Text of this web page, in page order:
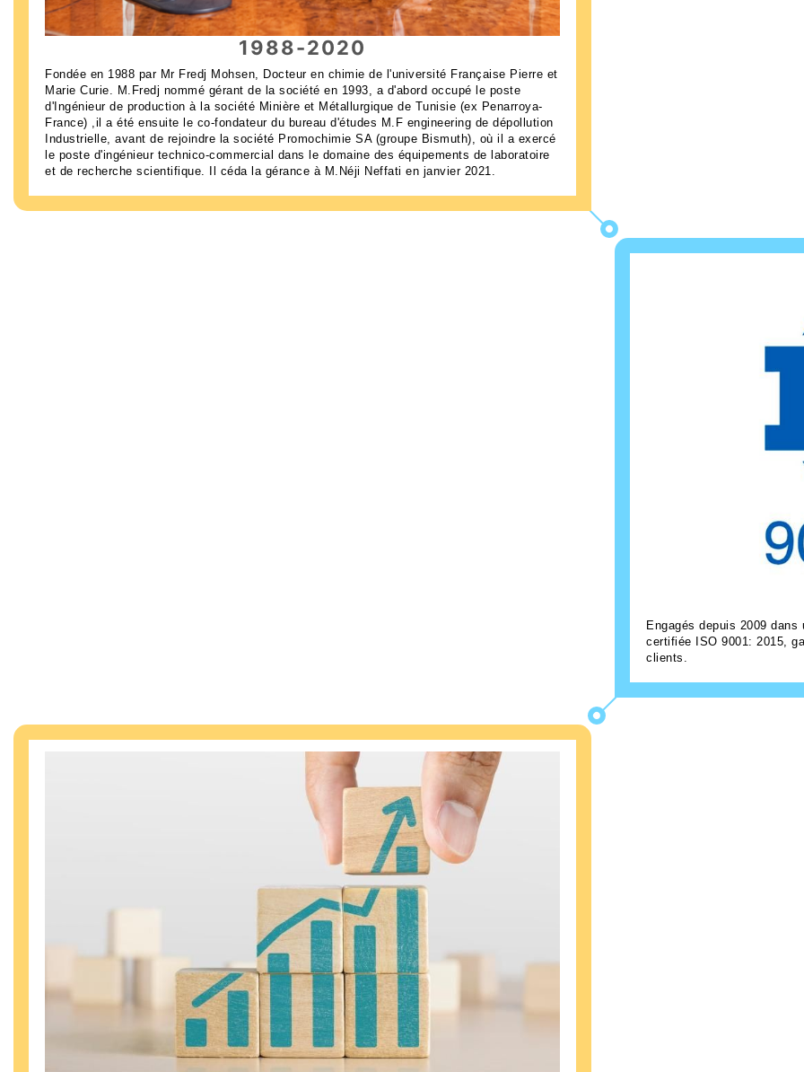
1988-2020
Fondée en 1988 par Mr Fredj Mohsen, Docteur en chimie de l'université Française Pierre et
Marie Curie. M.Fredj nommé gérant de la société en 1993, a d'abord occupé le poste
d'Ingénieur de production à la société Minière et Métallurgique de Tunisie (ex Penarroya-
France) ,il a été ensuite le co-fondateur du bureau d'études M.F engineering de dépollution
Industrielle, avant de rejoindre la société Promochimie SA (groupe Bismuth), où il a exercé
le poste d'ingénieur technico-commercial dans le domaine des équipements de laboratoire
et de recherche scientifique. Il céda la gérance à M.Néji Neffati en janvier 2021.
Engagés depuis 2009
certifiée ISO 9001: 2015,
clients.